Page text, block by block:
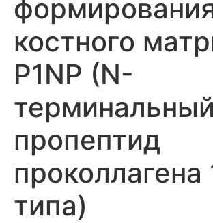
костного
P1NP (N-
терминальный
пропептид
проколлагена
типа)